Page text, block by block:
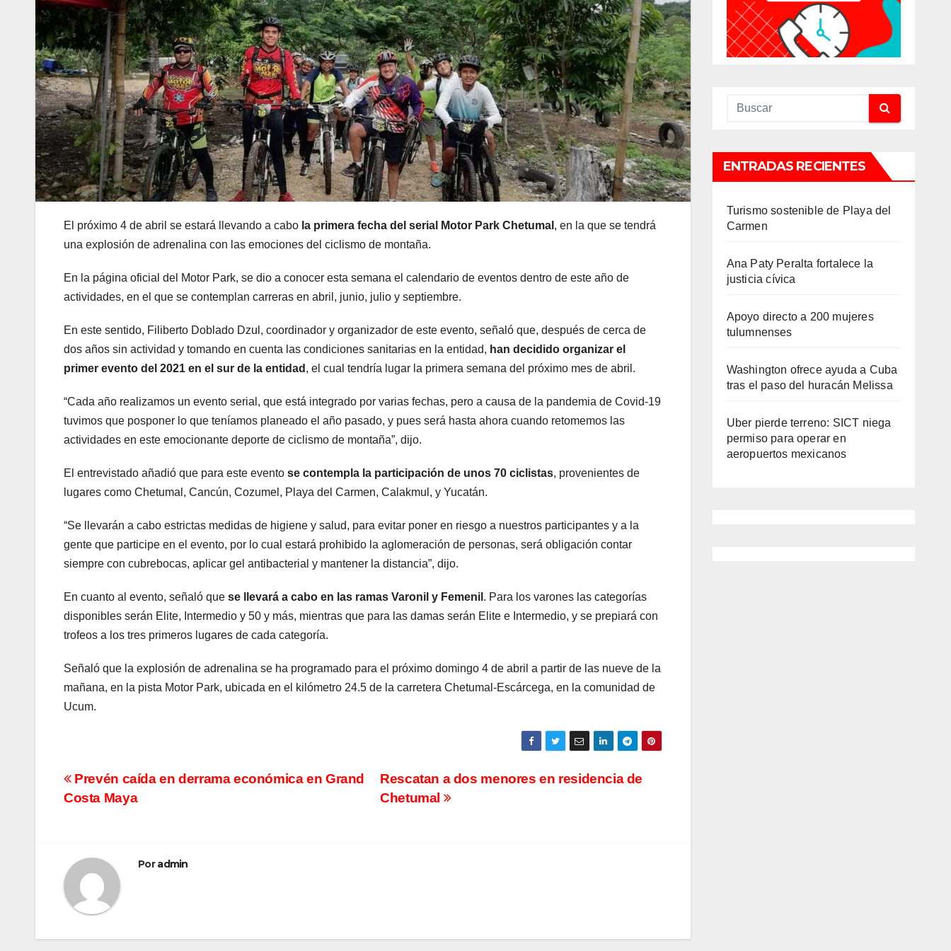
El próximo 4 de abril se estará llevando a cabo la primera fecha del serial Motor Park Chetumal , en la que se tendrá
una explosión de adrenalina con las emociones del ciclismo de montaña.
En la página oficial del Motor Park, se dio a conocer esta semana el calendario de eventos dentro de este año de
actividades, en el que se contemplan carreras en abril, junio, julio y septiembre.
En este sentido, Filiberto Doblado Dzul, coordinador y organizador de este evento, señaló que, después de cerca de
dos años sin actividad y tomando en cuenta las condiciones sanitarias en la entidad, han decidido organizar el
primer evento del 2021 en el sur de la entidad , el cual tendría lugar la primera semana del próximo mes de abril.
“Cada año realizamos un evento serial, que está integrado por varias fechas, pero a causa de la pandemia de Covid-19
tuvimos que posponer lo que teníamos planeado el año pasado, y pues será hasta ahora cuando retomemos las
actividades en este emocionante deporte de ciclismo de montaña”, dijo.
El entrevistado añadió que para este evento se contempla la participación de unos 70 ciclistas, provenientes de
lugares como Chetumal, Cancún, Cozumel, Playa del Carmen, Calakmul, y Yucatán.
“Se llevarán a cabo estrictas medidas de higiene y salud, para evitar poner en riesgo a nuestros participantes y a la
gente que participe en el evento, por lo cual estará prohibido la aglomeración de personas, será obligación contar
siempre con cubrebocas, aplicar gel antibacterial y mantener la distancia”, dijo.
En cuanto al evento, señaló que se llevará a cabo en las ramas Varonil y Femenil . Para los varones las categorías
disponibles serán Elite, Intermedio y 50 y más, mientras que para las damas serán Elite e Intermedio, y se prepiará con
trofeos a los tres primeros lugares de cada categoría.
Señaló que la explosión de adrenalina se ha programado para el próximo domingo 4 de abril a partir de las nueve de la
mañana, en la pista Motor Park, ubicada en el kilómetro 24.5 de la carretera Chetumal-Escárcega, en la comunidad de
Ucum.
Navegación
Rescatan a dos menores en residencia de
Chetumal
Prevén caída en derrama económica en Grand
Costa Maya
Poradmin
ENTRADAS RECIENTES
Turismo sostenible de Playa del
Carmen
Ana Paty Peralta fortalece la
justicia cívica
Apoyo directo a 200 mujeres
tulumnenses
Washington ofrece ayuda a Cuba
tras el paso del huracán Melissa
Uber pierde terreno: SICT niega
permiso para operar en
aeropuertos mexicanos